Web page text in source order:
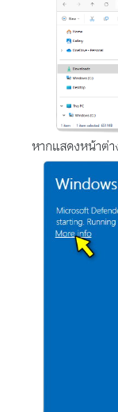
หากแสดงหน้าต่